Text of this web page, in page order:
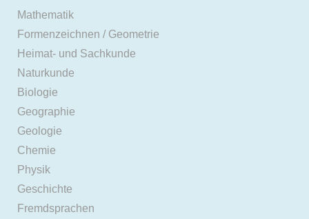
Mathematik
Formenzeichnen / Geometrie
Heimat- und Sachkunde
Naturkunde
Biologie
Geographie
Geologie
Chemie
Physik
Geschichte
Fremdsprachen